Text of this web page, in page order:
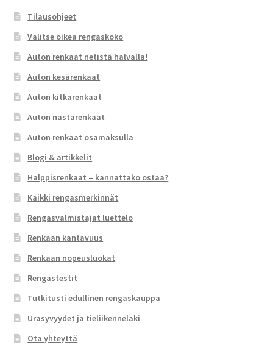
Tilausohjeet
Valitse oikea rengaskoko
Auton renkaat netistä halvalla!
Auton kesärenkaat
Auton kitkarenkaat
Auton nastarenkaat
Auton renkaat osamaksulla
Blogi & artikkelit
Halppisrenkaat – kannattako ostaa?
Kaikki rengasmerkinnät
Rengasvalmistajat luettelo
Renkaan kantavuus
Renkaan nopeusluokat
Rengastestit
Tutkitusti edullinen rengaskauppa
Urasyvyydet ja tieliikennelaki
Ota yhteyttä